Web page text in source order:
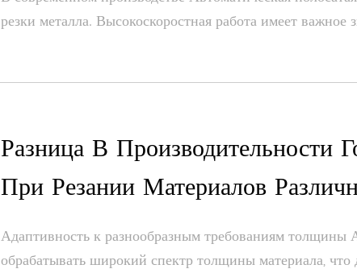
резки металла. Высокоскоростная работа имеет важное
Разница В
При Резании Материалов
Адаптивность к разнообразным требованиям толщины
обрабатывать широкий спектр толщины материала, что